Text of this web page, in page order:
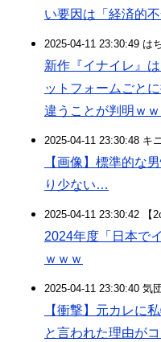
い要因は「経済的不
2025-04-11 23:30:49 は
新作『イナイレ』
ットフォームごと
違うことが判明ｗｗ
2025-04-11 23:30:48 キ
【画像】標準的な
り少ない…
2025-04-11 23:30:42 【
2024年度「日本で
ｗｗｗ
2025-04-11 23:30:40 気
【衝撃】元カレに
と言われた理由が